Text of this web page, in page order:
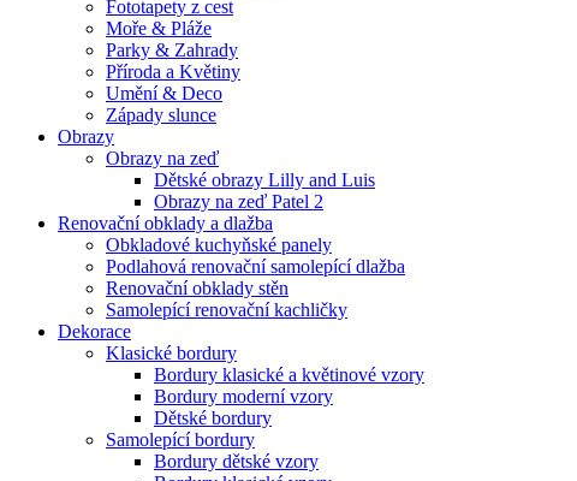
Fototapety z cest
Moře & Pláže
Parky & Zahrady
Příroda a Květiny
Umění & Deco
Západy slunce
Obrazy
Obrazy na zeď
Dětské obrazy Lilly and Luis
Obrazy na zeď Patel 2
Renovační obklady a dlažba
Obkladové kuchyňské panely
Podlahová renovační samolepící dlažba
Renovační obklady stěn
Samolepící renovační kachličky
Dekorace
Klasické bordury
Bordury klasické a květinové vzory
Bordury moderní vzory
Dětské bordury
Samolepící bordury
Bordury dětské vzory